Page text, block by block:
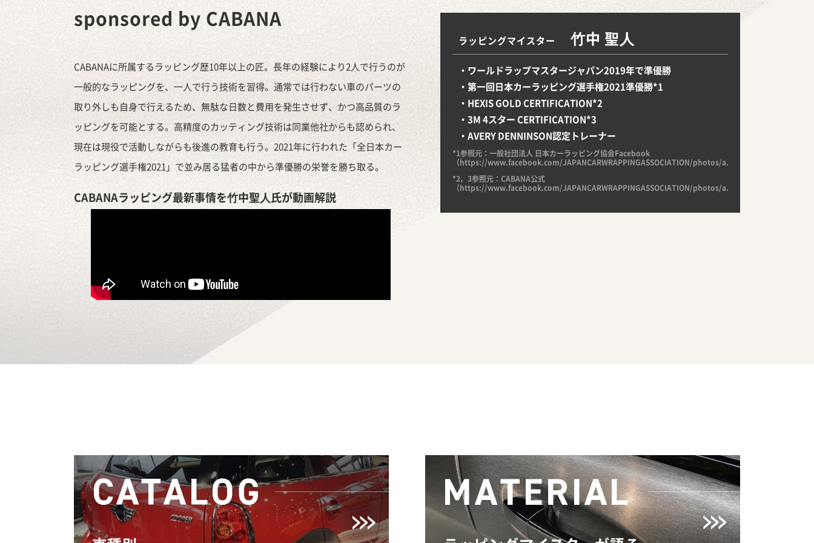
sponsored by CABANA
CABANAに所属するラッピング歴10年以上の匠。長年の経験により2人で行うのが
一般的なラッピングを、一人で行う技術を習得。通常では行わない車のパーツの
取り外しも自身で行えるため、無駄な日数と費用を発生させず、かつ高品質のラ
ッピングを可能とする。高精度のカッティング技術は同業他社からも認められ、
現在は現役で活動しながらも後進の教育も行う。2021年に行われた「全日本カー
ラッピング選手権2021」で並み居る猛者の中から準優勝の栄誉を勝ち取る。
CABANAラッピング最新事情を⽵中聖⼈氏が動画解説
ラッピングマイスター ⽵中 聖⼈
・ワールドラップマスタージャパン2019年で準優勝
・第一回日本カーラッピング選手権2021準優勝*1
・HEXIS GOLD CERTIFICATION*2
・3M 4スター CERTIFICATION*3
・AVERY DENNINSON認定トレーナー
*1参照元：一般社団法人 日本カーラッピング協会Facebook
（https://www.facebook.com/JAPANCARWRAPPINGASSOCIATION/photos/a.939972902819389/
*2、3参照元：CABANA公式
（https://www.facebook.com/JAPANCARWRAPPINGASSOCIATION/photos/a.939972902819389/